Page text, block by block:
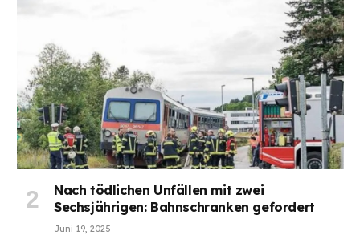
Nach tödlichen Unfällen mit zwei
Sechsjährigen: Bahnschranken gefordert
Juni 19, 2025